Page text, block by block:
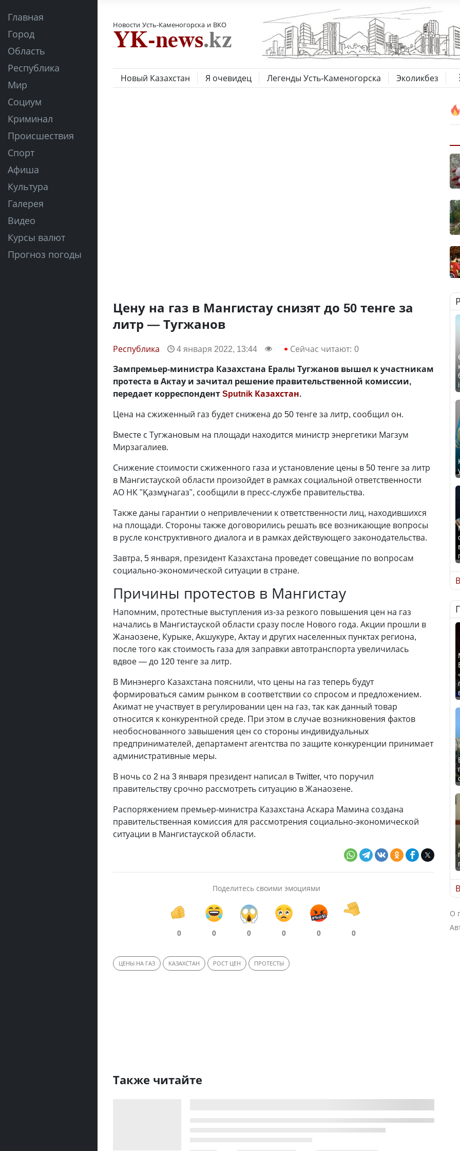
Главная
Город
Область
Республика
Мир
Социум
Криминал
Происшествия
Спорт
Афиша
Культура
Галерея
Видео
Курсы валют
Прогноз погоды
Новости Усть-Каменогорска и ВКО
Новый Казахстан Я очевидец Легенды Усть-Каменогорска Эколикбез
Цену на газ в Мангистау снизят до 50 тенге за
литр — Тугжанов
Республика 4 января 2022, 13:44 Сейчас читают: 0
Зампремьер-министра Казахстана Ералы Тугжанов вышел к участникам
протеста в Актау и зачитал решение правительственной комиссии,
передает корреспондентSputnik Казахстан.
Цена на сжиженный газ будет снижена до 50 тенге за литр, сообщил он.
Вместе с Тугжановым на площади находится министр энергетики Магзум
Мирзагалиев.
Снижение стоимости сжиженного газа и установление цены в 50 тенге за литр
в Мангистауской области произойдет в рамках социальной ответственности
АО НК "Қазмұнагаз", сообщили в пресс-службе правительства.
Также даны гарантии о непривлечении к ответственности лиц, находившихся
на площади. Стороны также договорились решать все возникающие вопросы
в русле конструктивного диалога и в рамках действующего законодательства.
Завтра, 5 января, президент Казахстана проведет совещание по вопросам
социально-экономической ситуации в стране.
Причины протестов в Мангистау
Напомним, протестные выступления из-за резкого повышения цен на газ
начались в Мангистауской области сразу после Нового года. Акции прошли в
Жанаозене, Курыке, Акшукуре, Актау и других населенных пунктах региона,
после того как стоимость газа для заправки автотранспорта увеличилась
вдвое—до 120 тенге за литр.
В Минэнерго Казахстана пояснили, что цены на газ теперь будут
формироваться самим рынком в соответствии со спросом и предложением.
Акимат не участвует в регулировании цен на газ, так как данный товар
относится к конкурентной среде. При этом в случае возникновения фактов
необоснованного завышения цен со стороны индивидуальных
предпринимателей, департамент агентства по защите конкуренции принимает
административные меры.
В ночь со 2 на 3 января президент написал в Twitter, что поручил
правительству срочно рассмотреть ситуацию в Жанаозене.
Распоряжением премьер-министра Казахстана Аскара Мамина создана
правительственная комиссия для рассмотрения социально-экономической
ситуации в Мангистауской области.
Поделитесь своими эмоциями
0 0 0 0 0 0
ЦЕНЫ НА ГАЗ КАЗАХСТАН РОСТ ЦЕН ПРОТЕСТЫ
Также читайте
О